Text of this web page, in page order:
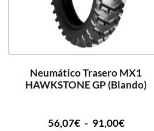
Neumático Trasero MX1
HAWKSTONE GP (Blando)
56,07€ - 91,00€